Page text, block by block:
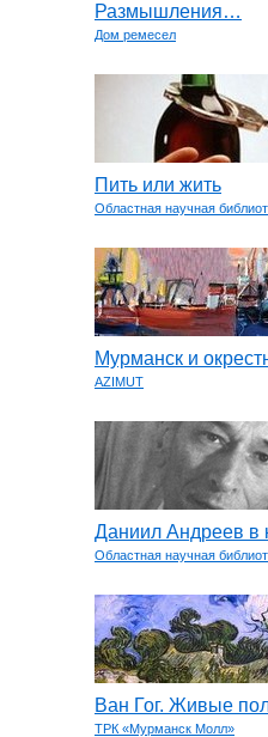
Размышления…
Дом ремесел
Пить или жить
Областная научная
Мурманск и
AZIMUT
Даниил Андреев в
Областная научная
Ван Гог. Живые
ТРК «Мурманск Молл»